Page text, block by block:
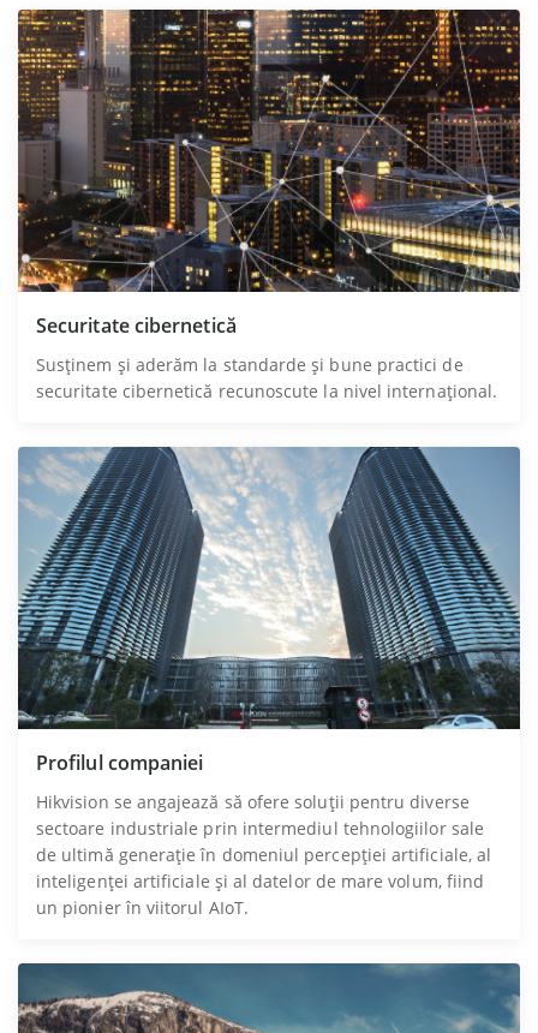
Securitate cibernetică
Susținem și aderăm la standarde și bune practici de
securitate cibernetică recunoscute la nivel internațional.
Profilul companiei
Hikvision se angajează să ofere soluții pentru diverse
sectoare industriale prin intermediul tehnologiilor sale
de ultimă generație în domeniul percepției artificiale, al
inteligenței artificiale și al datelor de mare volum, fiind
un pionier în viitorul AIoT.